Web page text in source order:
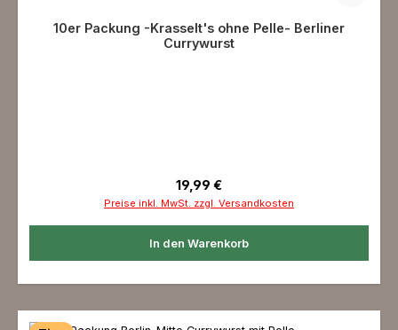
10er Packung -Krasselt's ohne Pelle- Berliner
Currywurst
Regulärer Preis:
19,99 €
Preise inkl. MwSt. zzgl. Versandkosten
In den Warenkorb